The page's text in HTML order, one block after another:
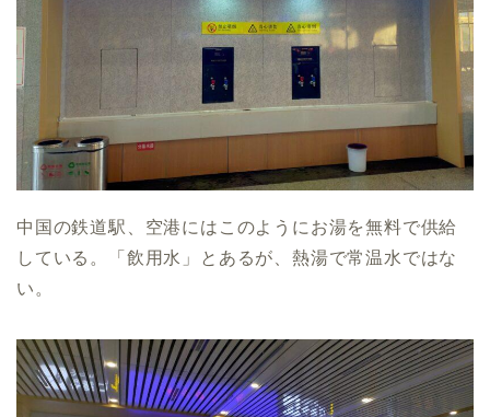
中国の鉄道駅、空港にはこのようにお湯を無料で供給
している。「飲用水」とあるが、熱湯で常温水ではな
い。